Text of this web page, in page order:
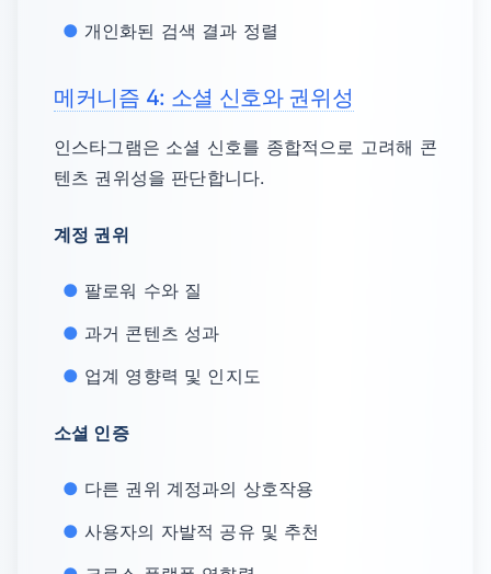
개인화된 검색 결과 정렬
메커니즘 4: 소셜 신호와 권위성
인스타그램은 소셜 신호를 종합적으로 고려해 콘
텐츠 권위성을 판단합니다.
계정 권위
팔로워 수와 질
과거 콘텐츠 성과
업계 영향력 및 인지도
소셜 인증
다른 권위 계정과의 상호작용
사용자의 자발적 공유 및 추천